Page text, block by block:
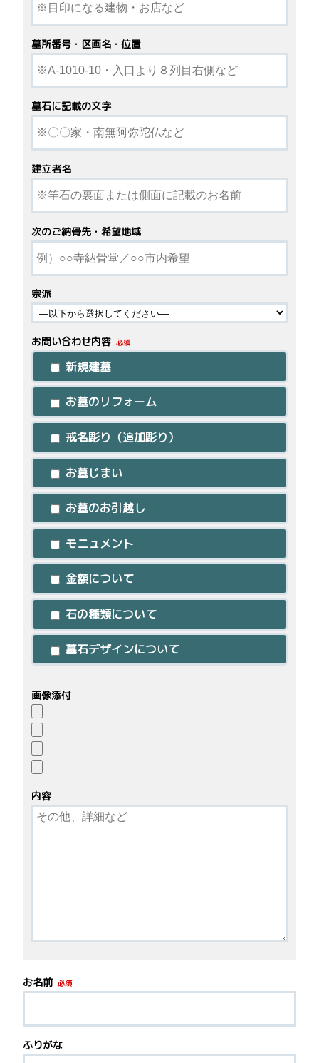
墓所番号・区画名・位置
墓石に記載の文字
建立者名
次のご納骨先・希望地域
宗派
お問い合わせ内容 必須
新規建墓
お墓のリフォーム
戒名彫り（追加彫り）
お墓じまい
お墓のお引越し
モニュメント
金額について
石の種類について
墓石デザインについて
画像添付
内容
お名前 必須
ふりがな